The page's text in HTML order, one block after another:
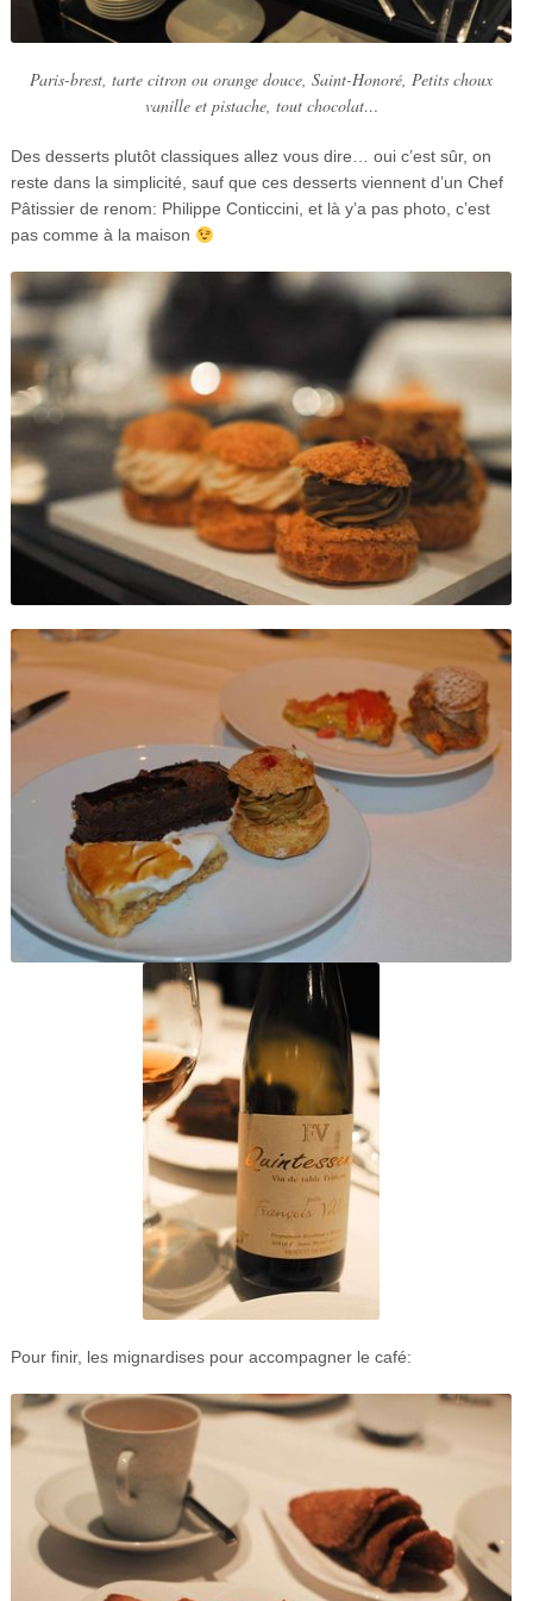
Paris-brest, tarte citron ou orange douce, Saint-Honoré, Petits choux
vanille et pistache, tout chocolat…
Des desserts plutôt classiques allez vous dire… oui c’est sûr, on
reste dans la simplicité, sauf que ces desserts viennent d’un Chef
Pâtissier de renom: Philippe Conticcini, et là y’a pas photo, c’est
pas comme à la maison
Pour finir, les mignardises pour accompagner le café: